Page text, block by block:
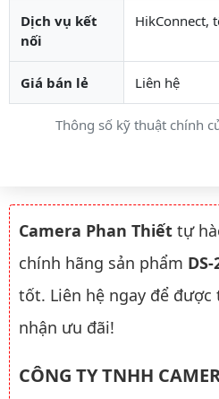
Thông số kỹ thuật chính
Dịch vụ kết
nối
HikConnect,
Giá bán lẻ Liên hệ
Camera Phan Thiết tự
chính hãng sản phẩm
tốt. Liên hệ ngay để
nhận ưu đãi!
CÔNG TY TNHH